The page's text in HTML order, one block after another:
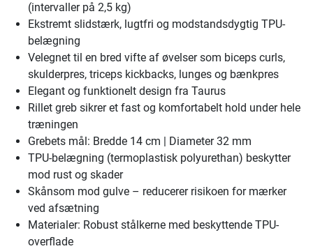
(intervaller på 2,5 kg)
Ekstremt slidstærk, lugtfri og modstandsdygtig TPU-
belægning
Velegnet til en bred vifte af øvelser som biceps curls,
skulderpres, triceps kickbacks, lunges og bænkpres
Elegant og funktionelt design fra Taurus
Rillet greb sikrer et fast og komfortabelt hold under hele
træningen
Grebets mål: Bredde 14 cm | Diameter 32 mm
TPU-belægning (termoplastisk polyurethan) beskytter
mod rust og skader
Skånsom mod gulve – reducerer risikoen for mærker
ved afsætning
Materialer: Robust stålkerne med beskyttende TPU-
overflade